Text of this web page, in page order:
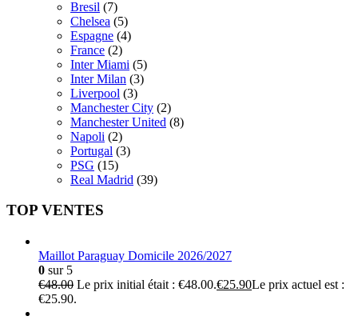
Bresil (7)
Chelsea (5)
Espagne (4)
France (2)
Inter Miami (5)
Inter Milan (3)
Liverpool (3)
Manchester City (2)
Manchester United (8)
Napoli (2)
Portugal (3)
PSG (15)
Real Madrid (39)
TOP VENTES
Maillot Paraguay Domicile 2026/2027
0 sur 5
€48.00 Le prix initial était : €48.00.€25.90Le prix actuel est :
€25.90.